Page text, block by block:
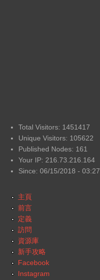
Total Visitors: 1451417
Unique Visitors: 105622
Published Nodes: 161
Your IP: 216.73.216.164
Since: 06/15/2018 - 03:27
主頁
前言
定義
訪問
資源庫
新手攻略
Facebook
Instagram